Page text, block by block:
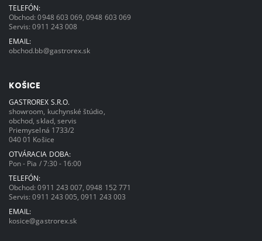
TELEFÓN:
Obchod:0948 603 069 ,0948 603 069
Servis:0911 243 008
EMAIL:
obchod.bb@gastrorex.sk
KOŠICE
GASTROREX S.R.O.
showroom, kuchynské štúdio,
obchod, sklad, servis
Priemyselná 1733/2
040 01 Košice
OTVÁRACIA DOBA:
Pon - Pia / 7:30 - 16:00
TELEFÓN:
Obchod:0911 243 007,0948 152 771
Servis:0911 243 005,0911 243 003
EMAIL:
kosice@gastrorex.sk